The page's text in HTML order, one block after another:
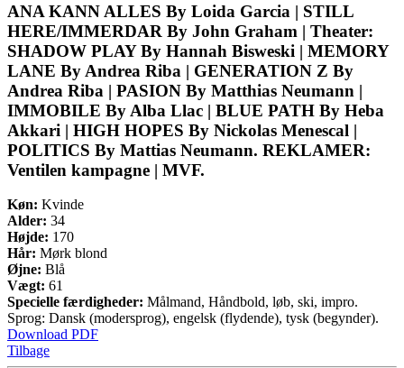
ANA KANN ALLES By Loida Garcia | STILL
HERE/IMMERDAR By John Graham | Theater:
SHADOW PLAY By Hannah Bisweski | MEMORY
LANE By Andrea Riba | GENERATION Z By
Andrea Riba | PASION By Matthias Neumann |
IMMOBILE By Alba Llac | BLUE PATH By Heba
Akkari | HIGH HOPES By Nickolas Menescal |
POLITICS By Mattias Neumann. REKLAMER:
Ventilen kampagne | MVF.
Køn: Kvinde
Alder: 34
Højde: 170
Hår: Mørk blond
Øjne: Blå
Vægt: 61
Specielle færdigheder: Målmand, Håndbold, løb, ski, impro.
Sprog: Dansk (modersprog), engelsk (flydende), tysk (begynder).
Download PDF
Tilbage